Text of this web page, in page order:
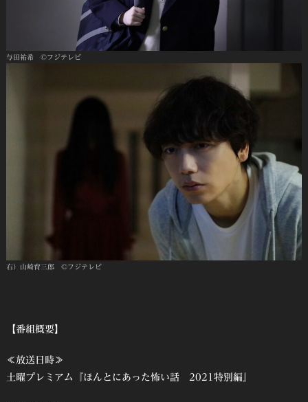
与田祐希 ©フジテレビ
右）山崎育三郎 ©フジテレビ
【番組概要】
≪放送日時≫
土曜プレミアム『ほんとにあった怖い話 2021特別編』